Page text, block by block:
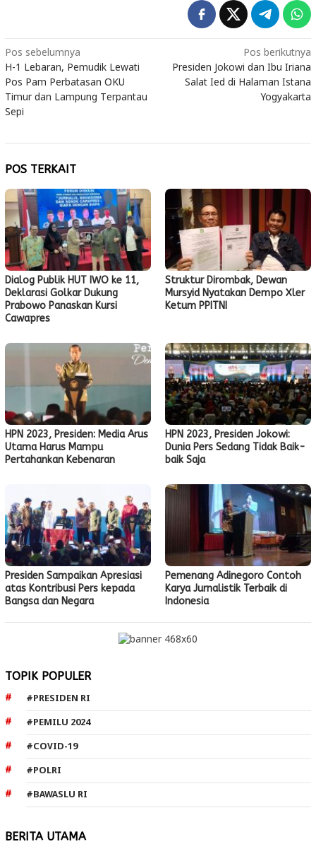
Navigasi
pos
Pos sebelumnya
H-1 Lebaran, Pemudik Lewati
Pos Pam Perbatasan OKU
Timur dan Lampung Terpantau
Sepi
Pos berikutnya
Presiden Jokowi dan Ibu Iriana
Salat Ied di Halaman Istana
Yogyakarta
POS TERKAIT
Dialog Publik HUT IWO ke 11,
Deklarasi Golkar Dukung
Prabowo Panaskan Kursi
Cawapres
Struktur Dirombak, Dewan
Mursyid Nyatakan Dempo Xler
Ketum PPITNI
HPN 2023, Presiden: Media Arus
Utama Harus Mampu
Pertahankan Kebenaran
HPN 2023, Presiden Jokowi:
Dunia Pers Sedang Tidak Baik-
baik Saja
Presiden Sampaikan Apresiasi
atas Kontribusi Pers kepada
Bangsa dan Negara
Pemenang Adinegoro Contoh
Karya Jurnalistik Terbaik di
Indonesia
TOPIK POPULER
#PRESIDEN RI
#PEMILU 2024
#COVID-19
#POLRI
#BAWASLU RI
BERITA UTAMA